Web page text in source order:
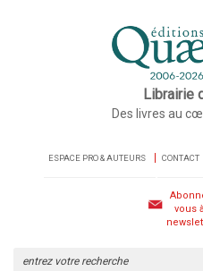
Librairie
Des livres au
ESPACE PRO & AUTEURS CONTACT
vous